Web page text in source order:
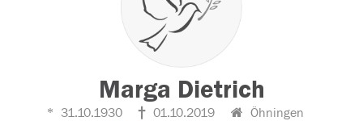
Marga Dietrich
31.10.1930 01.10.2019 Öhningen